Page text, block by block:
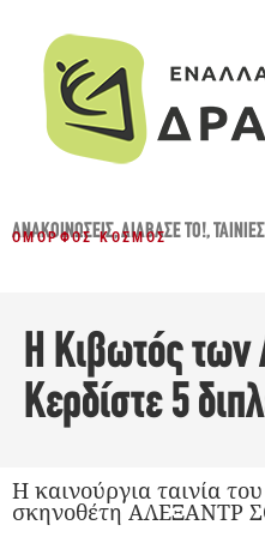
ΑΝΑΚΟΙΝΏΣΕΙΣ,ΔΙΆΒΑΣΈ ΤΟ!,ΤΑΙΝΊΕΣ
ΌΜΟΡΦΟΣ ΚΌΣΜΟΣ
Η Κιβωτός
Κερδίστε 5
Η καινούργια ταινία
σκηνοθέτη ΑΛΕΞΑΝΤΡ